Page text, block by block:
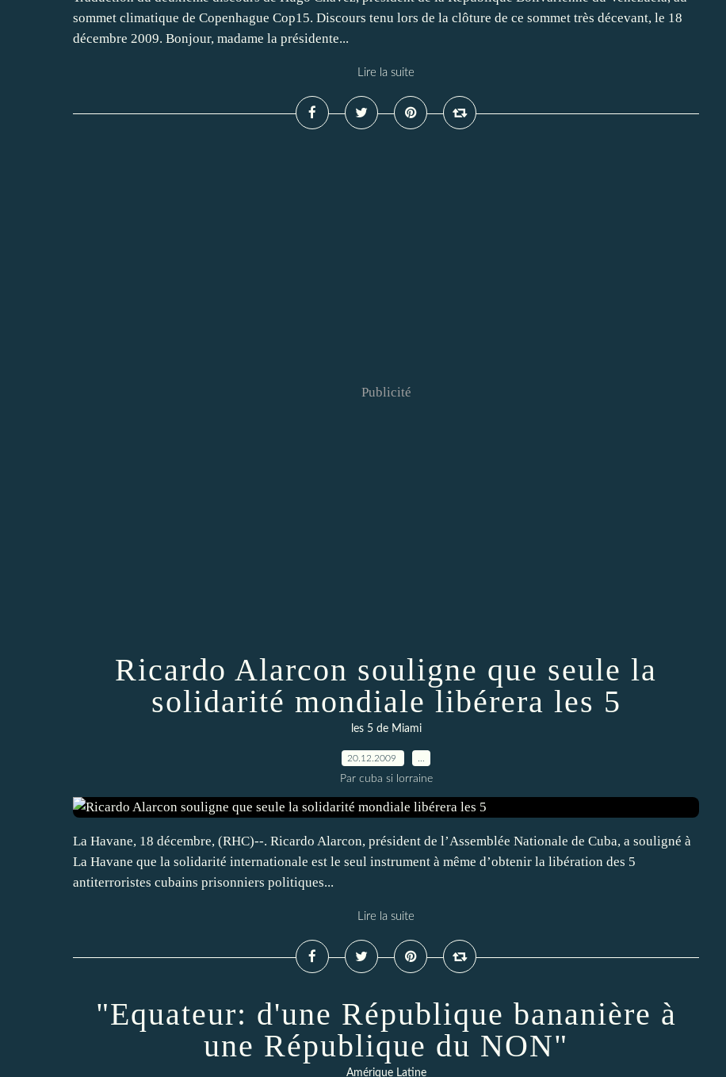
sommet climatique de Copenhague Cop15. Discours tenu lors de la clôture de ce sommet très décevant, le 18
décembre 2009. Bonjour, madame la présidente...
Lire la suite
Publicité
Ricardo Alarcon souligne que seule la
solidarité mondiale libérera les 5
les 5 de Miami
20.12.2009
Par cuba si lorraine
La Havane, 18 décembre, (RHC)--. Ricardo Alarcon, président de l’Assemblée Nationale de Cuba, a souligné à
La Havane que la solidarité internationale est le seul instrument à même d’obtenir la libération des 5
antiterroristes cubains prisonniers politiques...
Lire la suite
"Equateur: d'une République bananière à
une République du NON"
Amérique Latine